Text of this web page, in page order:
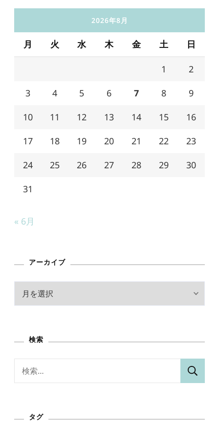
2026年8月
月 火 水 木 金 土 日
1 2
3 4 5 6 7 8 9
10 11 12 13 14 15 16
17 18 19 20 21 22 23
24 25 26 27 28 29 30
31
« 6月
アーカイブ
ブ
検索
タグ